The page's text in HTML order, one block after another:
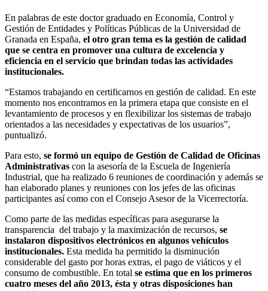
En palabras de este doctor graduado en Economía, Control y
Gestión de Entidades y Políticas Públicas de la Universidad de
Granada en España, el otro gran tema es la gestión de calidad
que se centra en promover una cultura de excelencia y
eficiencia en el servicio que brindan todas las actividades
institucionales.
“Estamos trabajando en certificarnos en gestión de calidad. En este
momento nos encontramos en la primera etapa que consiste en el
levantamiento de procesos y en flexibilizar los sistemas de trabajo
orientados a las necesidades y expectativas de los usuarios”,
puntualizó.
Para esto, se formó un equipo de Gestión de Calidad de Oficinas
Administrativas con la asesoría de la Escuela de Ingeniería
Industrial, que ha realizado 6 reuniones de coordinación y además se
han elaborado planes y reuniones con los jefes de las oficinas
participantes así como con el Consejo Asesor de la Vicerrectoría.
Como parte de las medidas específicas para asegurarse la
transparencia del trabajo y la maximización de recursos, se
instalaron dispositivos electrónicos en algunos vehículos
institucionales. Esta medida ha permitido la disminución
considerable del gasto por horas extras, el pago de viáticos y el
consumo de combustible. En total se estima que en los primeros
cuatro meses del año 2013, ésta y otras disposiciones han